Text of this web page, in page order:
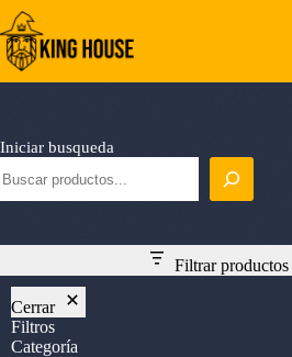
Saltar
al
contenido
Iniciar busqueda
Filtrar productos
Cerrar
Filtros
Categoría